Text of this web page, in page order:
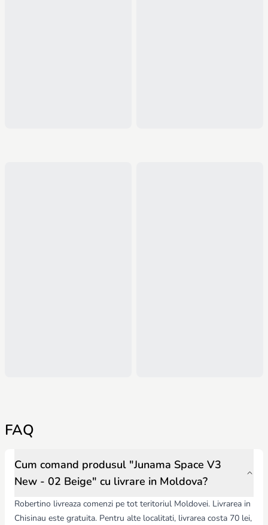
FAQ
Cum comand produsul "Junama Space V3
New - 02 Beige" cu livrare in Moldova?
Robertino livreaza comenzi pe tot teritoriul Moldovei. Livrarea in
Chisinau este gratuita. Pentru alte localitati, livrarea costa 70 lei,